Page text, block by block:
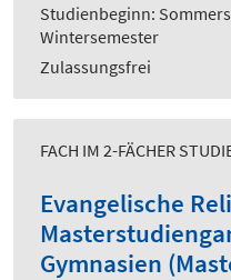
Studienbeginn:
Wintersemester
Zulassungsfrei
FACH IM 2-FÄCHER
Evangelische
Gymnasien